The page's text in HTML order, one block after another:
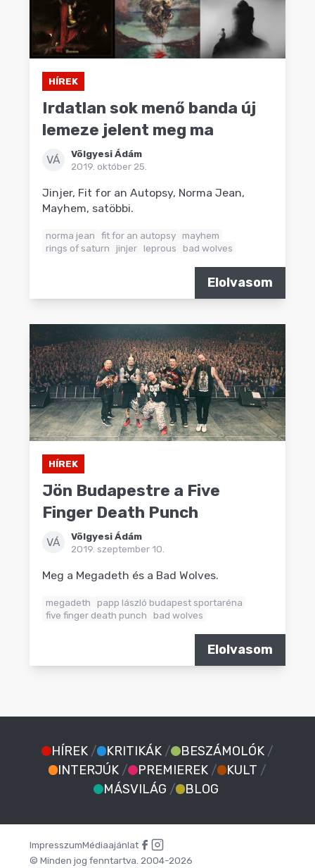
HÍREK
Irdatlan sok menő banda új
lemeze jelent meg ma
VÁ
Völgyesi Ádám
2019. október 25.
Jinjer, Fit for an Autopsy, Norma Jean,
Mayhem, satöbbi.
norma jean fit for an autopsy mayhem
rings of saturn
jinjer leprous bad wolves
Elolvasom
HÍREK
Jön Budapestre a Five
Finger Death Punch
VÁ
Völgyesi Ádám
2019. szeptember 10.
Meg a Megadeth és a Bad Wolves.
megadeth
papp lászló budapest sportaréna
five finger death punch
bad wolves
Elolvasom
HÍREK / KRITIKÁK / BESZÁMOLÓK /
INTERJÚK / PREMIEREK / KULT /
MÁSVILÁG / BLOG
ImpresszumMédiaajánlat
© Minden jog fenntartva. 2004-2026